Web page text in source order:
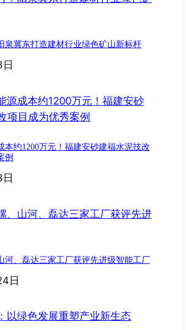
泉冀东打造建材行业绿色矿山新标杆
本约1200万元！福建安砂建福水泥技改
例
河、磊达三家工厂获评先进级智能工厂
日